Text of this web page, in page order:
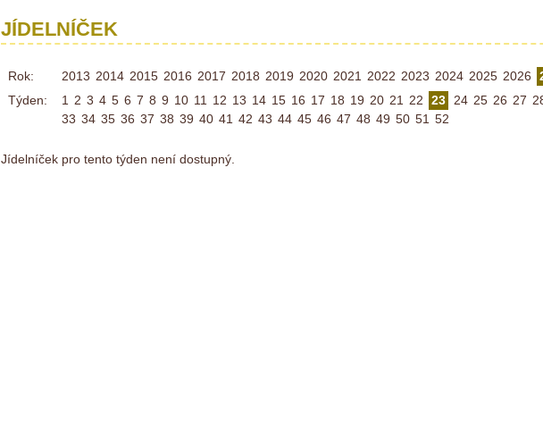
JÍDELNÍČEK
Rok: 2013 2014 2015 2016 2017 2018 2019 2020 2021 2022 2023 2024 2025 2026
Týden:
1 2 3 4 5 6 7 8 9 10 11 12 13 14 15 16 17 18 19 20 21 22 23 24 25 26 27
33 34 35 36 37 38 39 40 41 42 43 44 45 46 47 48 49 50 51 52
Jídelníček pro tento týden není dostupný.